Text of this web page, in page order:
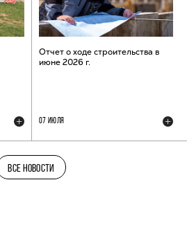
Отчет о ходе строительства в
июне 2026 г.
07 ИЮЛЯ
ВСЕ НОВОСТИ